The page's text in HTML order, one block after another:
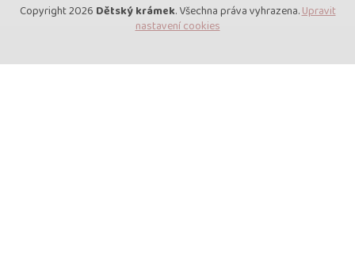
Copyright 2026 Dětský krámek. Všechna práva vyhrazena.Upravit
nastavení cookies